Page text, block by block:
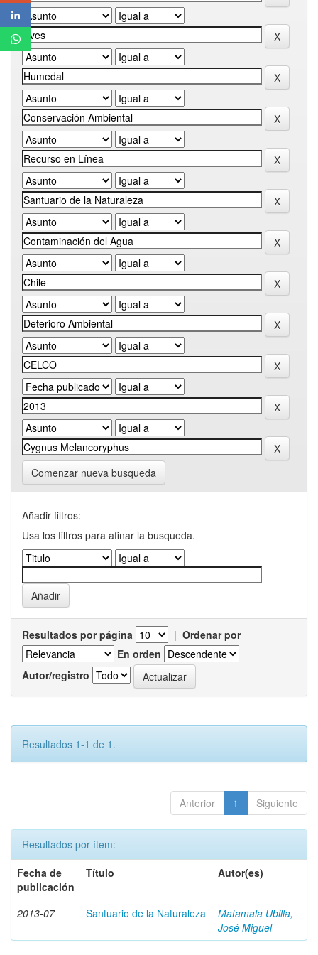
Comenzar nueva busqueda
Añadir filtros:
Usa los filtros para afinar la busqueda.
Resultados por página | Ordenar por
En orden
Autor/registro
Resultados 1-1 de 1.
Anterior 1 Siguiente
Resultados por ítem:
Fecha de
publicación
Título Autor(es)
2013-07 Santuario de la Naturaleza
Matamala Ubilla,
José Miguel